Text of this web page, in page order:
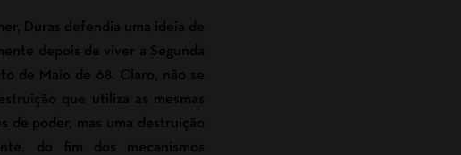
Duras defendia uma ideia de
depois de viver a Segunda
de Maio de 68. Claro, não se
que utiliza as mesmas
de poder, mas uma destruição
do fim dos mecanismos